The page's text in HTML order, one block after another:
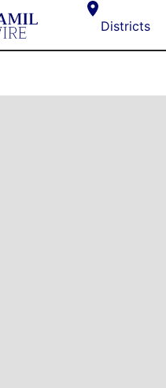
Districts